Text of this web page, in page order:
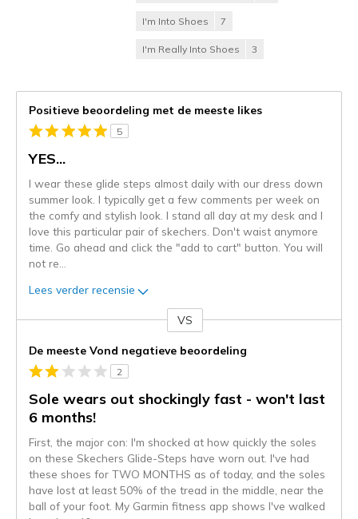
I'm Into Shoes 7
I'm Really Into Shoes 3
Positieve beoordeling met de meeste likes
5
YES...
I wear these glide steps almost daily with our dress down
summer look. I typically get a few comments per week on
the comfy and stylish look. I stand all day at my desk and I
love this particular pair of skechers. Don't waist anymore
time. Go ahead and click the "add to cart" button. You will
not re
Lees verder recensie
content
wordt
momenteel
gemigreerd
naar
niejee
page_id.
kunt
de
VS
De meeste Vond negatieve beoordeling
2
Sole wears out shockingly fast - won't last
6 months!
First, the major con: I'm shocked at how quickly the soles
on these Skechers Glide-Steps have worn out. I've had
these shoes for TWO MONTHS as of today, and the soles
have lost at least 50% of the tread in the middle, near the
ball of your foot. My Garmin fitness app shows I've walked